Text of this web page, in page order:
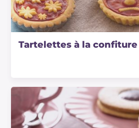
Tartelettes à la confiture